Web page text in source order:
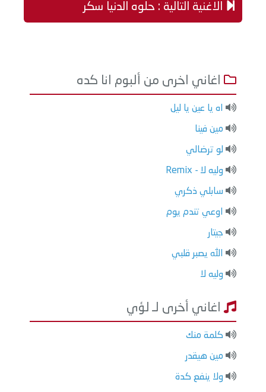
الاغنية التالية : حلوه الدنيا سكر
اغاني اخرى من ألبوم انا كده
اه يا عين يا ليل
مين فينا
لو ترضالي
وليه لا - Remix
سابلي ذكري
اوعي تندم يوم
جيتار
الله يصبر قلبي
وليه لا
اغاني أخرى لـ لؤي
كلمة منك
مين هيقدر
ولا ينفع كدة